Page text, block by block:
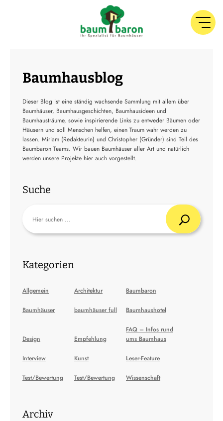
Baumhausblog
Dieser Blog ist eine ständig wachsende Sammlung mit allem über
Baumhäuser, Baumhausgeschichten, Baumhausideen und
Baumhausträume, sowie inspirierende Links zu entweder Bäumen oder
Häusern und soll Menschen helfen, einen Traum wahr werden zu
lassen. Miriam (Redakteurin) und Christopher (Gründer) sind Teil des
Baumbaron Teams. Wir bauen Baumhäuser aller Art und natürlich
werden unsere Projekte hier auch vorgestellt.
Suche
Kategorien
Allgemein Architektur Baumbaron
Baumhäuser baumhäuser full Baumhaushotel
Design Empfehlung
FAQ – Infos rund
ums Baumhaus
Interview Kunst Leser-Feature
Test/Bewertung Test/Bewertung Wissenschaft
Archiv